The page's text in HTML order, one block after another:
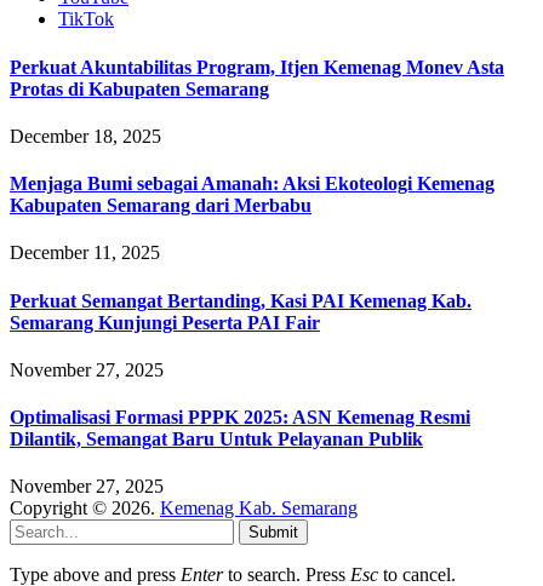
TikTok
Perkuat Akuntabilitas Program, Itjen Kemenag Monev Asta
Protas di Kabupaten Semarang
December 18, 2025
Menjaga Bumi sebagai Amanah: Aksi Ekoteologi Kemenag
Kabupaten Semarang dari Merbabu
December 11, 2025
Perkuat Semangat Bertanding, Kasi PAI Kemenag Kab.
Semarang Kunjungi Peserta PAI Fair
November 27, 2025
Optimalisasi Formasi PPPK 2025: ASN Kemenag Resmi
Dilantik, Semangat Baru Untuk Pelayanan Publik
November 27, 2025
Copyright © 2026. Kemenag Kab. Semarang
Submit
Type above and press Enterto search. Press Esc to cancel.